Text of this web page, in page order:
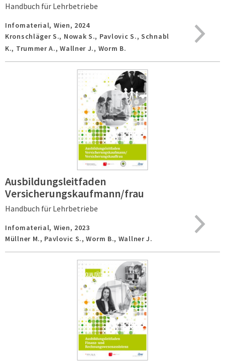
Handbuch für Lehrbetriebe
Infomaterial, Wien, 2024
Kronschläger S., Nowak S., Pavlovic S., Schnabl
K., Trummer A., Wallner J., Worm B.
Ausbildungsleitfaden
Versicherungskaufmann/frau
Handbuch für Lehrbetriebe
Infomaterial, Wien, 2023
Müllner M., Pavlovic S., Worm B., Wallner J.